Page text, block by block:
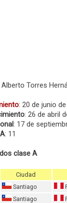
Torres
: 20 de junio de
: 26 de abril
: 17 de
: 11
clase A
Ciudad
Santiago
Santiago